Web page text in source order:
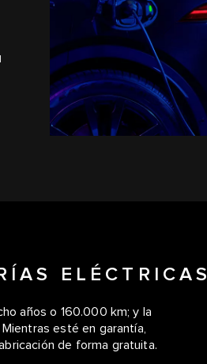
ELÉCTRICAS
años o 160.000 km; y la
esté en garantía,
de forma gratuita.